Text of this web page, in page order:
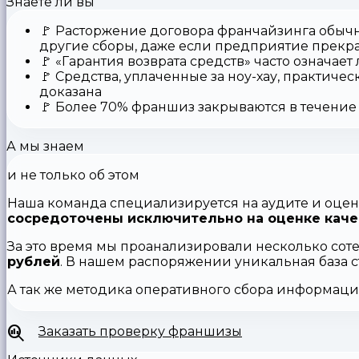
🚩 Расторжение договора франчайзинга
другие сборы, даже если предприятие
🚩 «Гарантия возврата средств» часто
🚩 Средства, уплаченные за ноу-хау,
доказана
🚩 Более 70% франшиз закрываются в
А мы знаем
и не только об этом
Наша команда специализируется на аудите и
сосредоточены исключительно на оценке
За это время мы проанализировали несколько
рублей. В нашем распоряжении уникальная база
А так же методика оперативного сбора
Заказать проверку франшизы